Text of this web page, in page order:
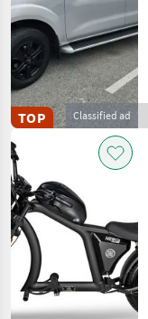
Classified ad
TOP